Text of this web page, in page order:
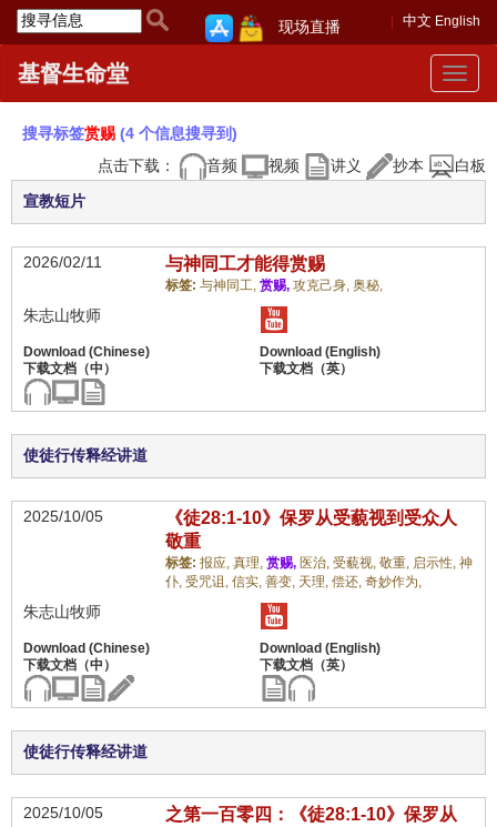
中文 English
现场直播
Toggle
基督生命堂
搜寻标签赏赐 (4 个信息搜寻到)
点击下载：
音频 视频 讲义 抄本 白板
宣教短片
2026/02/11 与神同工才能得赏赐
标签: 与神同工, 赏赐, 攻克己身, 奥秘,
朱志山牧师
使徒行传释经讲道
2025/10/05
《徒28:1-10》保罗从受藐视到受众人
敬重
标签: 报应, 真理, 赏赐, 医治, 受藐视, 敬重, 启示性, 神
仆, 受咒诅, 信实, 善变, 天理, 偿还, 奇妙作为,
朱志山牧师
使徒行传释经讲道
2025/10/05
之第一百零四：《徒28:1-10》保罗从